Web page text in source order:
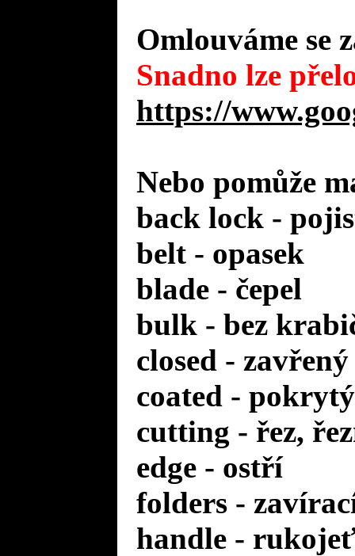
Omlouváme se
Snadno lze
https://
Nebo pomůže
back lock -
belt - opasek
blade - čepel
bulk - bez
closed - zavřený
coated -
cutting - řez,
edge - ostří
folders -
handle -